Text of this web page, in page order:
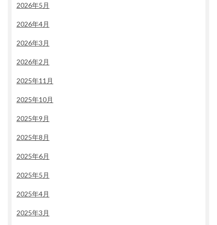
2026年5月
2026年4月
2026年3月
2026年2月
2025年11月
2025年10月
2025年9月
2025年8月
2025年6月
2025年5月
2025年4月
2025年3月